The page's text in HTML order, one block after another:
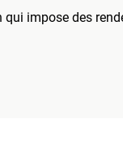
impose des